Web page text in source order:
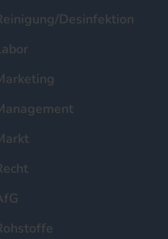
Desinfektion